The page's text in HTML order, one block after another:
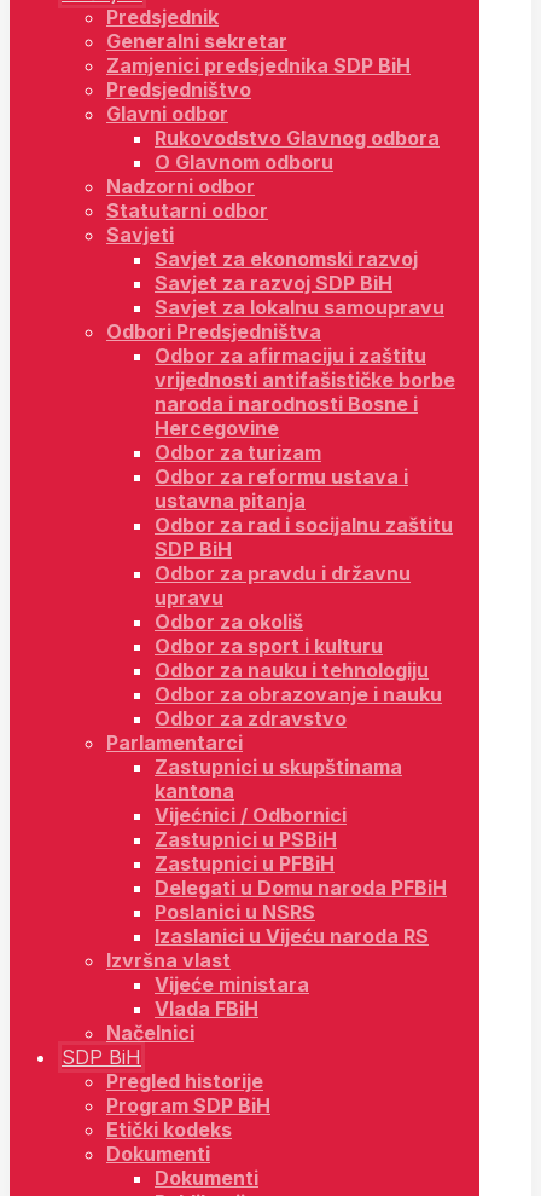
Predsjednik
Generalni sekretar
Zamjenici predsjednika SDP BiH
Predsjedništvo
Glavni odbor
Rukovodstvo Glavnog odbora
O Glavnom odboru
Nadzorni odbor
Statutarni odbor
Savjeti
Savjet za ekonomski razvoj
Savjet za razvoj SDP BiH
Savjet za lokalnu samoupravu
Odbori Predsjedništva
Odbor za afirmaciju i zaštitu
vrijednosti antifašističke borbe
naroda i narodnosti Bosne i
Hercegovine
Odbor za turizam
Odbor za reformu ustava i
ustavna pitanja
Odbor za rad i socijalnu zaštitu
SDP BiH
Odbor za pravdu i državnu
upravu
Odbor za okoliš
Odbor za sport i kulturu
Odbor za nauku i tehnologiju
Odbor za obrazovanje i nauku
Odbor za zdravstvo
Parlamentarci
Zastupnici u skupštinama
kantona
Vijećnici / Odbornici
Zastupnici u PSBiH
Zastupnici u PFBiH
Delegati u Domu naroda PFBiH
Poslanici u NSRS
Izaslanici u Vijeću naroda RS
Izvršna vlast
Vijeće ministara
Vlada FBiH
Načelnici
SDP BiH
Pregled historije
Program SDP BiH
Etički kodeks
Dokumenti
Dokumenti